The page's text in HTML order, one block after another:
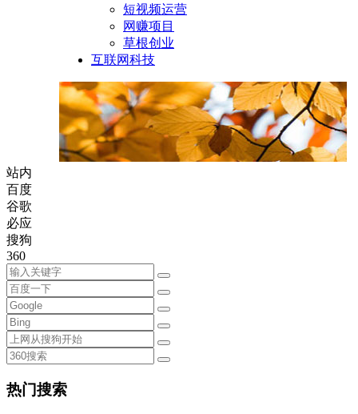
短视频运营
网赚项目
草根创业
互联网科技
站内
百度
谷歌
必应
搜狗
360
热门搜索